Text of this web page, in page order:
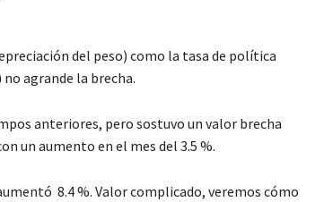
del peso) como la tasa de política
agrande la brecha.
anteriores, pero sostuvo un valor brecha
un aumento en el mes del 3.5 %.
8.4 %. Valor complicado, veremos cómo